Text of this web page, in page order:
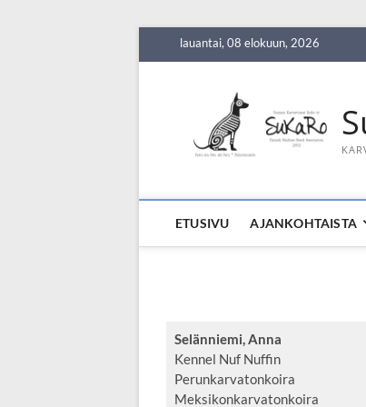
lauantai, 08 elokuun, 2026
ETUSIVU AJANKOHTAISTA
Selänniemi, Anna
Kennel Nuf Nuffin
Perunkarvatonkoira
Meksikonkarvatonkoira